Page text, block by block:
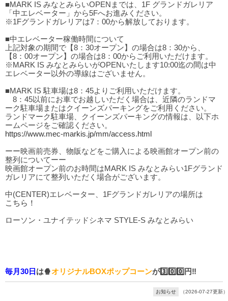
■MARK IS みなとみらいOPENまでは、1F グランドガレリア
「中エレベーター」から5Fへお進みください。
※1Fグランドガレリアは7：00から解放しております。
■中エレベーター稼働時間について
上記対象の期間で【8：30オープン】の場合は8：30から、
【8：00オープン】の場合は8：00からご利用いただけます。
※MARK IS みなとみらいがOPENいたします10:00迄の間は中
エレベーター以外の導線はございません。
■MARK IS 駐車場は8：45よりご利用いただけます。
8：45以前にお車でお越しいただく場合は、近隣のランドマ
ーク駐車場またはクイーンズパーキングをご利用ください。
ランドマーク駐車場、クイーンズパーキングの情報は、以下ホ
ームページをご確認ください。
https://www.mec-markis.jp/mm/access.html
ーー映画前売券、物販などをご購入による映画館オープン前の
整列についてーー
映画館オープン前のお時間はMARK IS みなとみらい1Fグランド
ガレリアにて整列いただく場合がございます。
中(CENTER)エレベーター、1Fグランドガレリアの場所は
こちら！
ローソン・ユナイテッドシネマ STYLE-S みなとみらい
毎月30日 は🍿オリジナルBOXポップコーンが3️⃣0️⃣0️⃣円‼️
お知らせ （2026-07-27更新）